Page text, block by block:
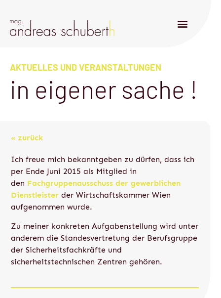
AKTUELLES UND VERANSTALTUNGEN
in eigener sache !
« zurück
Ich freue mich bekanntgeben zu dürfen, dass ich
per Ende Juni 2015 als Mitglied in
den Fachgruppenausschuss der gewerblichen
Dienstleister der Wirtschaftskammer Wien
aufgenommen wurde.
Zu meiner konkreten Aufgabenstellung wird unter
anderem die Standesvertretung der Berufsgruppe
der Sicherheitsfachkräfte und
sicherheitstechnischen Zentren gehören.